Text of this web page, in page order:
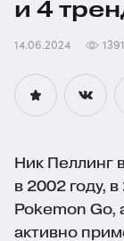
и 4
14.06.2024 1391
Ник Пеллинг
в 2002 году,
Pokemon Go,
активно